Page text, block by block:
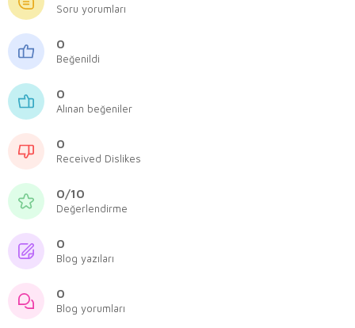
Soru yorumları
0
Beğenildi
0
Alınan beğeniler
0
Received Dislikes
0/10
Değerlendirme
0
Blog yazıları
0
Blog yorumları